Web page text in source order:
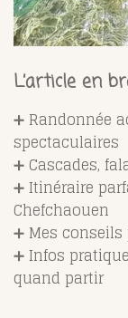
L’article en
➕ Randonnée
spectaculaires
➕ Cascades,
➕ Itinéraire
Chefchaouen
➕ Mes
➕ Infos
quand partir